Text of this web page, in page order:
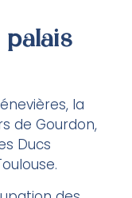
la
de Gourdon,
Ducs